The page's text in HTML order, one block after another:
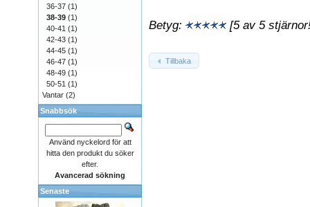
Betyg: [5 av 5
Tillbaka
36-37 (1)
38-39 (1)
40-41 (1)
42-43 (1)
44-45 (1)
46-47 (1)
48-49 (1)
50-51 (1)
Vantar (2)
Snabbsök
Använd nyckelord för att
hitta den produkt du söker
efter.
Avancerad sökning
Senaste